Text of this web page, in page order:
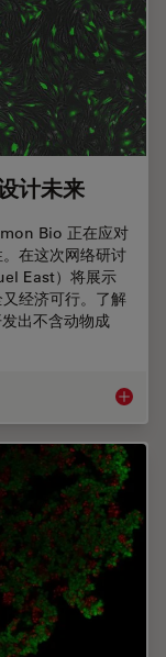
计未来
Bio 正在应对
在这次网络研讨
East）将展示
经济可行。了解
出不含动物成
利用新